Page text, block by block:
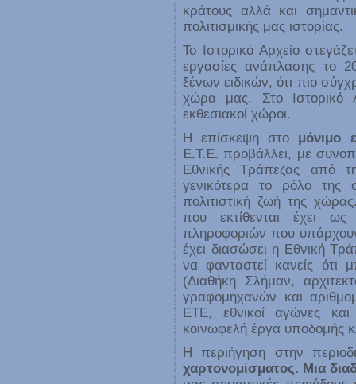
κράτους αλλά και
πολιτισμικής μας ιστορίας.
Το Ιστορικό Αρχείο
εργασίες ανάπλασης το
ξένων ειδικών, ότι πιο
χώρα μας. Στο Ιστορικό
εκθεσιακοί χώροι.
Η επίσκεψη στο μόνιμο
Ε.Τ.Ε. προβάλλει, με
Εθνικής Τράπεζας από
γενικότερα το ρόλο της
πολιτιστική ζωή της
που εκτίθενται έχει
πληροφοριών που
έχει διασώσει η Εθνική
να φανταστεί κανείς ότι
(Διαθήκη Σλήμαν,
γραφομηχανών και
ΕΤΕ, εθνικοί αγώνες
κοινωφελή έργα υποδομής
Η περιήγηση στην
χαρτονομίσματος. Μια